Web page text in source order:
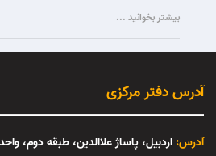
بیشتر بخوانید ...
آدرس دفتر مرکزی
آدرس: اردبیل، پاساژ علاالدین، طبقه دوم، واحد 52-53